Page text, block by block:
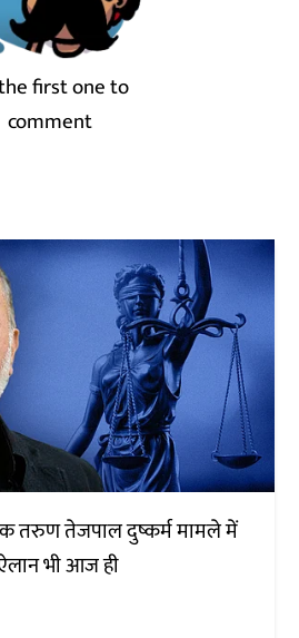
first one to
comment
तरुण तेजपाल दुष्कर्म मामले में
भी आज ही